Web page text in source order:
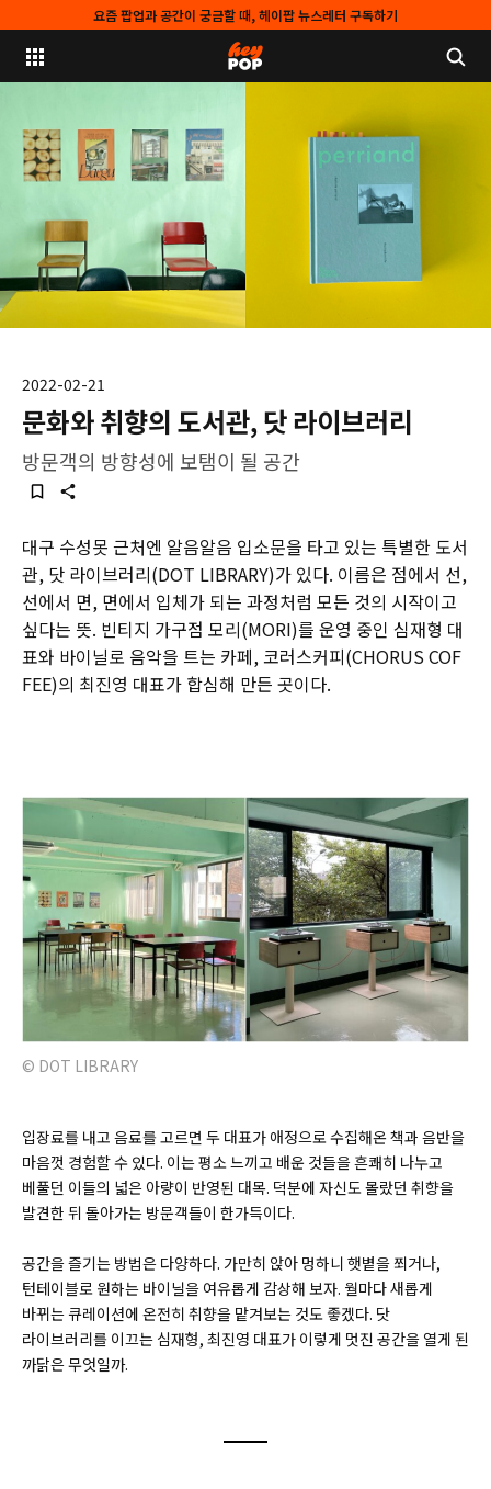
요즘 팝업과 공간이 궁금할 때, 헤이팝 뉴스레터 구독하기
2022-02-21
문화와 취향의 도서관, 닷 라이브러리
방문객의 방향성에 보탬이 될 공간
대구 수성못 근처엔 알음알음 입소문을 타고 있는 특별한 도서
관, 닷 라이브러리(DOT LIBRARY)가 있다. 이름은 점에서 선,
선에서 면, 면에서 입체가 되는 과정처럼 모든 것의 시작이고
싶다는 뜻. 빈티지 가구점 모리(MORI)를 운영 중인 심재형 대
표와 바이닐로 음악을 트는 카페, 코러스커피(CHORUS COF
FEE)의 최진영 대표가 합심해 만든 곳이다.
© DOT LIBRARY
입장료를 내고 음료를 고르면 두 대표가 애정으로 수집해온 책과 음반을
마음껏 경험할 수 있다. 이는 평소 느끼고 배운 것들을 흔쾌히 나누고
베풀던 이들의 넓은 아량이 반영된 대목. 덕분에 자신도 몰랐던 취향을
발견한 뒤 돌아가는 방문객들이 한가득이다.
공간을 즐기는 방법은 다양하다. 가만히 앉아 멍하니 햇볕을 쬐거나,
턴테이블로 원하는 바이닐을 여유롭게 감상해 보자. 월마다 새롭게
바뀌는 큐레이션에 온전히 취향을 맡겨보는 것도 좋겠다. 닷
라이브러리를 이끄는 심재형, 최진영 대표가 이렇게 멋진 공간을 열게 된
까닭은 무엇일까.